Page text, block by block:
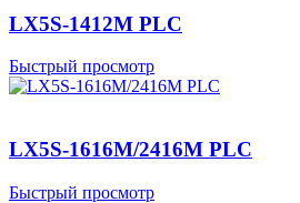
LX5S-1412M PLC
Быстрый просмотр
LX5S-1616M/2416M PLC
Быстрый просмотр